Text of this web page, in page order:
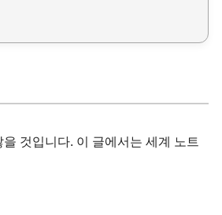
것입니다. 이 글에서는 세계 노트